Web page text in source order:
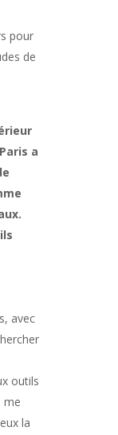
pour
de
a
avec
outils
me
la